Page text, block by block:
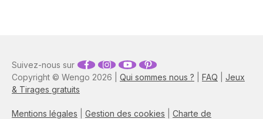
Copyright © Wengo 2026 | Qui sommes nous ? FAQ
Jeux
& Tirages gratuits
Mentions légales Gestion des cookies Charte de
Suivez-nous sur